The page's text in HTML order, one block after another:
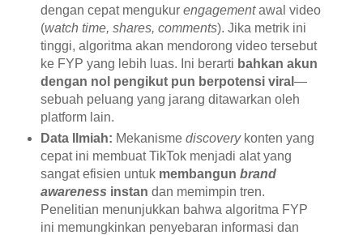
dengan cepat mengukur engagementawal video
(watch time, shares, comments). Jika metrik ini
tinggi, algoritma akan mendorong video tersebut
ke FYP yang lebih luas. Ini berarti bahkan akun
dengan nol pengikut pun berpotensi viral —
sebuah peluang yang jarang ditawarkan oleh
platform lain.
Data Ilmiah: Mekanisme discoverykonten yang
cepat ini membuat TikTok menjadi alat yang
sangat efisien untuk membangun brand
awareness instan dan memimpin tren.
Penelitian menunjukkan bahwa algoritma FYP
ini memungkinkan penyebaran informasi dan